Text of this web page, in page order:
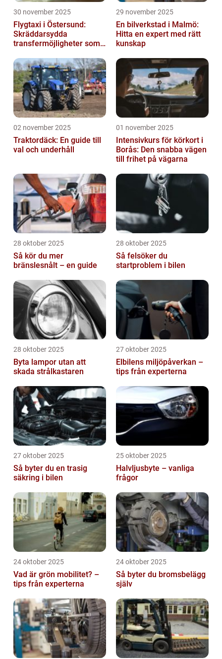
30 november 2025
Flygtaxi i Östersund:
Skräddarsydda
transfermöjligheter som
29 november 2025
En bilverkstad i Malmö:
Hitta en expert med rätt
kunskap
02 november 2025
Traktordäck: En guide till
val och underhåll
01 november 2025
Intensivkurs för körkort i
Borås: Den snabba vägen
till frihet på vägarna
28 oktober 2025
Så kör du mer
bränslesnålt – en guide
28 oktober 2025
Så felsöker du
startproblem i bilen
28 oktober 2025
Byta lampor utan att
skada strålkastaren
27 oktober 2025
Elbilens miljöpåverkan –
tips från experterna
27 oktober 2025
Så byter du en trasig
säkring i bilen
25 oktober 2025
Halvljusbyte – vanliga
frågor
24 oktober 2025
Vad är grön mobilitet? –
tips från experterna
24 oktober 2025
Så byter du bromsbelägg
själv